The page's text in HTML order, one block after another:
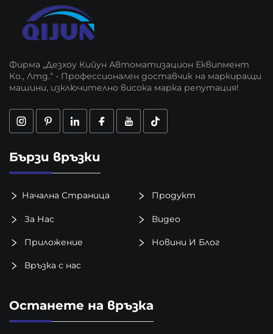
Фирма „Дезхоу Кийун Автоматизацион Еквипмент
Ко., Лтд.“ - Профессионален доставчик на маркиращи
машини, изключително висока марка репутация!
Бързи връзки
Начална Страница Продукт
За Нас Видео
Приложение Новини И Блог
Връзка с нас
Останете на връзка